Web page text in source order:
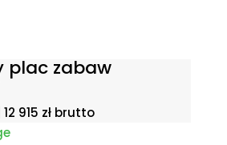
plac zabaw
12 915 złbrutto